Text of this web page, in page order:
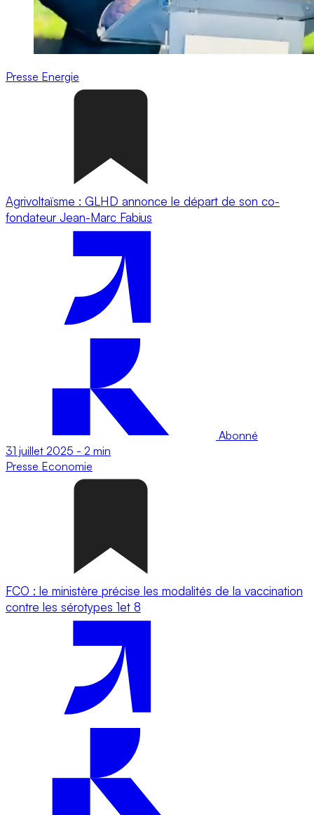
Presse Energie
Agrivoltaïsme : GLHD annonce le départ de son co-
fondateur Jean-Marc Fabius
Abonné
31 juillet 2025 - 2 min
Presse Economie
FCO : le ministère précise les modalités de la vaccination
contre les sérotypes 1et 8